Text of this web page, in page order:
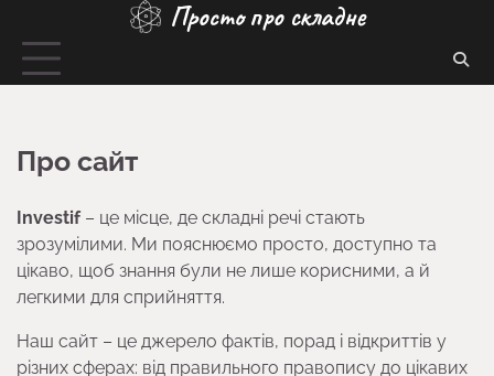
вмісту
Просто про складне
Про сайт
Investif– це місце, де складні речі стають
зрозумілими. Ми пояснюємо просто, доступно та
цікаво, щоб знання були не лише корисними, а й
легкими для сприйняття.
Наш сайт – це джерело фактів, порад і відкриттів у
різних сферах: від правильного правопису до цікавих